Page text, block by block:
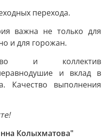
перехода.
важна не только для
и для горожан.
и коллектив
и вклад в
Качество выполнения
Колыхматова"